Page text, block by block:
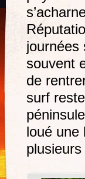
journées
souvent
de
surf
loué une